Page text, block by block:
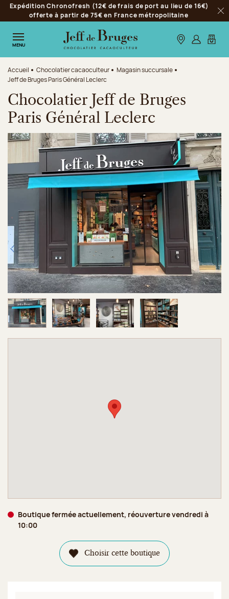
Aller à la navigation
Aller au contenu principal
Aller au pied de page
Expédition Chronofresh (12€ de frais de port au lieu de 16€)
offerte à partir de 75€ en France métropolitaine
MENU Nos boutiques
S’identifier
Mon
Accueil Chocolatier cacaoculteur
Magasin succursale
Jeff de Bruges Paris Général Leclerc
Chocolatier Jeff de Bruges
Paris Général Leclerc
Image 1 sur 4
Boutique fermée actuellement, réouverture vendredi à
10:00
Choisir cette boutique